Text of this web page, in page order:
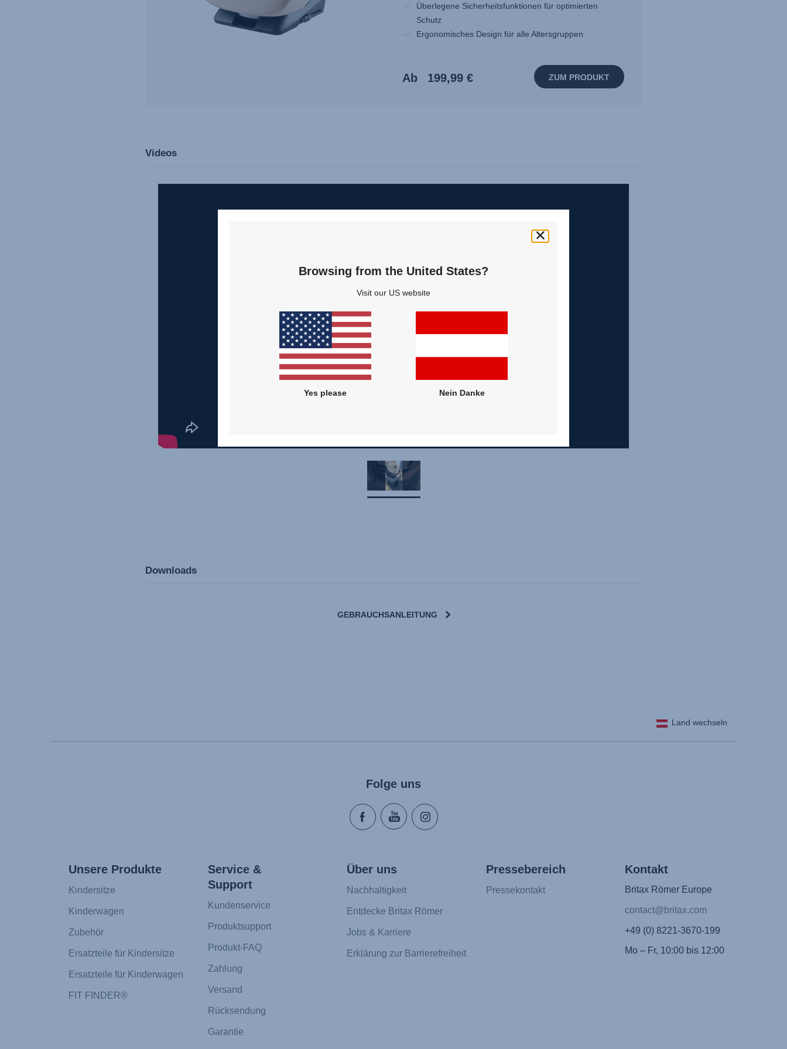
Überlegene Sicherheitsfunktionen für optimierten
Schutz
Ergonomisches Design für alle Altersgruppen
Ab 199,99 € ZUM PRODUKT
Videos
Downloads
GEBRAUCHSANLEITUNG
Land wechseln
Folge uns
Unsere Produkte
Kindersitze
Kinderwagen
Zubehör
Ersatzteile für Kindersitze
Ersatzteile für Kinderwagen
FIT FINDER®
Service &
Support
Kundenservice
Produktsupport
Produkt-FAQ
Zahlung
Versand
Rücksendung
Garantie
Über uns
Nachhaltigkeit
Entdecke Britax Römer
Jobs & Karriere
Erklärung zur Barrierefreiheit
Pressebereich
Pressekontakt
Kontakt
Britax Römer Europe
contact@britax.com
+49 (0) 8221-3670-199
Mo – Fr, 10:00 bis 12:00
Browsing from the United States?
Visit our US website
Yes please Nein Danke